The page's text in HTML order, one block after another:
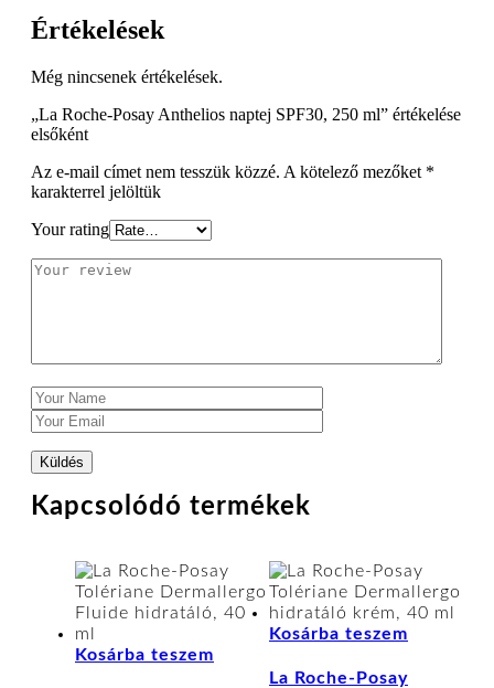
Értékelések
Még nincsenek értékelések.
„La Roche-Posay Anthelios naptej SPF30, 250 ml” értékelése
elsőként
Az e-mail címet nem tesszük közzé. A kötelező mezőket *
karakterrel jelöltük
Your rating
Kapcsolódó termékek
Kosárba teszem
Kosárba teszem
La Roche-Posay